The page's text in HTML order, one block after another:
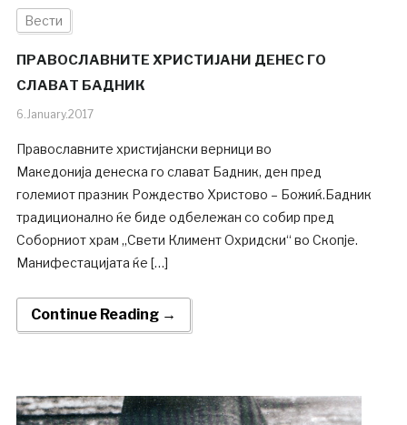
Вести
ПРАВОСЛАВНИТЕ ХРИСТИЈАНИ ДЕНЕС ГО
СЛАВАТ БАДНИК
6.January.2017
Православните христијански верници во
Македонија денеска го слават Бадник, ден пред
големиот празник Рождество Христово – Божиќ.Бадник
традиционално ќе биде одбележан со собир пред
Соборниот храм „Свети Климент Охридски“ во Скопје.
Манифестацијата ќе […]
Continue Reading →